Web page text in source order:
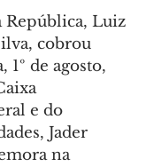
República, Luiz
cobrou
1º de agosto,
e do
Jader
na